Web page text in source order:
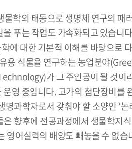
물학의 태동으로 생명체 연구의
푸는 작업도 가속화되고 있습니
에 대한 기본적 이해를 바탕으로
용 식물을 연구하는 농업분야
가 그 주인공이 될 것이
영 중입니다. 고가의 첨단장비를
명과학자로서 갖춰야 할 소양인 ‘
향후에 전공과정에서 생물학지
영어실력의 배양도 빼놓을 수 없